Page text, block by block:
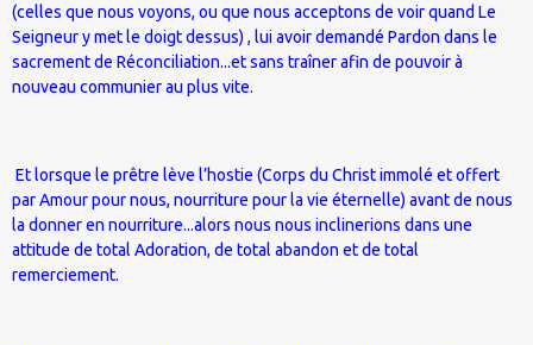
(celles que nous voyons, ou que nous acceptons de voir quand Le
Seigneur y met le doigt dessus) , lui avoir demandé Pardon dans le
sacrement de Réconciliation...et sans traîner afin de pouvoir à
nouveau communier au plus vite.
Et lorsque le prêtre lève l’hostie (Corps du Christ immolé et offert
par Amour pour nous, nourriture pour la vie éternelle) avant de nous
la donner en nourriture...alors nous nous inclinerions dans une
attitude de total Adoration, de total abandon et de total
remerciement.